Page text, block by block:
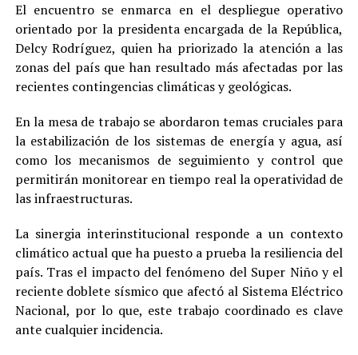
El encuentro se enmarca en el despliegue operativo
orientado por la presidenta encargada de la República,
Delcy Rodríguez, quien ha priorizado la atención a las
zonas del país que han resultado más afectadas por las
recientes contingencias climáticas y geológicas.
En la mesa de trabajo se abordaron temas cruciales para
la estabilización de los sistemas de energía y agua, así
como los mecanismos de seguimiento y control que
permitirán monitorear en tiempo real la operatividad de
las infraestructuras.
La sinergia interinstitucional responde a un contexto
climático actual que ha puesto a prueba la resiliencia del
país. Tras el impacto del fenómeno del Super Niño y el
reciente doblete sísmico que afectó al Sistema Eléctrico
Nacional, por lo que, este trabajo coordinado es clave
ante cualquier incidencia.